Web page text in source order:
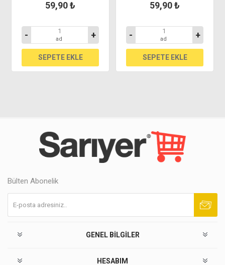
59,90 ₺
- ad +
59,90 ₺
- ad +
Bülten Abonelik
GENEL BILGILER
HESABIM